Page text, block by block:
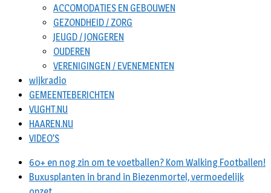
ACCOMODATIES EN GEBOUWEN
GEZONDHEID / ZORG
JEUGD / JONGEREN
OUDEREN
VERENIGINGEN / EVENEMENTEN
wijkradio
GEMEENTEBERICHTEN
VUGHT.NU
HAAREN.NU
VIDEO’S
60+ en nog zin om te voetballen? Kom Walking Footballen!
Buxusplanten in brand in Biezenmortel, vermoedelijk